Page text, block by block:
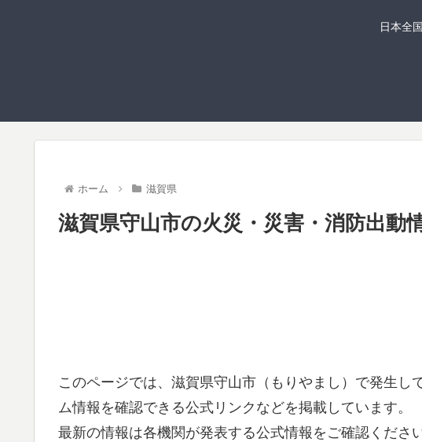
日本全
ホーム 滋賀県
滋賀県守山市の火災・災害・消防出動
このページでは、滋賀県守山市（もりやまし）で発生し
ム情報を確認できる公式リンクなどを掲載しています。
最新の情報は各機関が発表する公式情報をご確認くださ